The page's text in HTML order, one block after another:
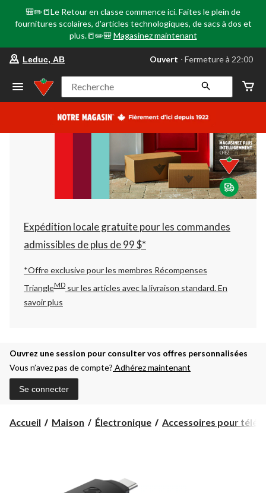
🎒✏️📒Le Retour en classe commence ici. Faites le plein de
fournitures scolaires, d'articles technologiques, de sacs à dos et
plus.📒✏️🎒 Magasinez maintenant
votre
préféré
Leduc,
AB,
courament
Fermeture
à
22:00
cliquer
pour
changer
Leduc, AB Ouvert ⋅ Fermeture à 22:00
Recherche
Expédition locale gratuite pour les commandes
admissibles de plus de 99 $*
*Offre exclusive pour les membres Récompenses
TriangleMD sur les articles avec la livraison standard.En
savoir plus
Ouvrez une session pour consulter vos offres personnalisées
Vous n’avez pas de compte? Adhérez maintenant
Se connecter
Accueil Maison Électronique Accessoires pour